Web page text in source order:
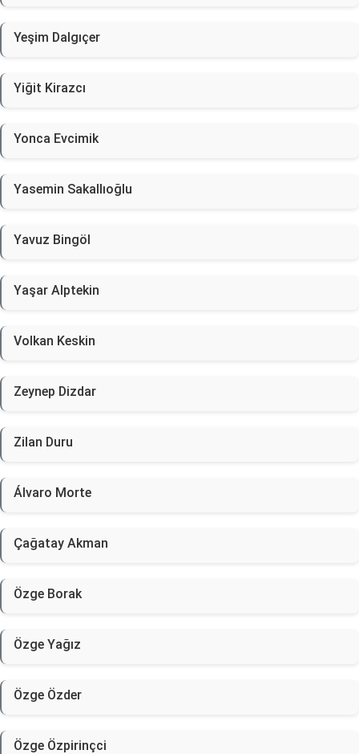
Yeşim Dalgıçer
Yiğit Kirazcı
Yonca Evcimik
Yasemin Sakallıoğlu
Yavuz Bingöl
Yaşar Alptekin
Volkan Keskin
Zeynep Dizdar
Zilan Duru
Álvaro Morte
Çağatay Akman
Özge Borak
Özge Yağız
Özge Özder
Özge Özpirinçci